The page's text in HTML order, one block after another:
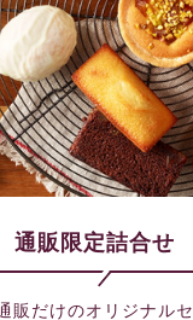
通販限定詰合せ
販だけのオリジナルセ